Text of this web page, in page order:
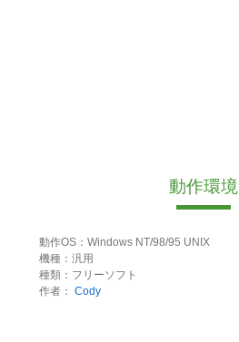
動作環境
動作OS：Windows NT/98/95 UNIX
機種：汎用
種類：フリーソフト
作者： Cody